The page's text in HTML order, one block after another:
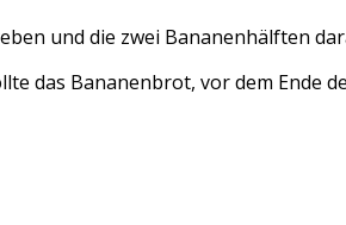
und die zwei Bananenhälften
das Bananenbrot, vor dem Ende